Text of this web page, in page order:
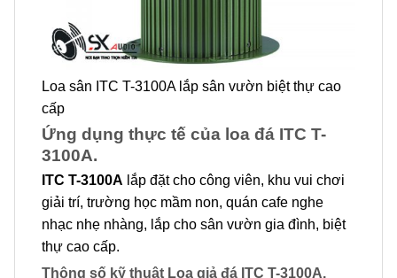
Loa sân ITC T-3100A lắp sân vườn biệt thự cao
cấp
Ứng dụng thực tế của loa đá ITC T-
3100A.
ITC T-3100A lắp đặt cho công viên, khu vui chơi
giải trí, trường học mầm non, quán cafe nghe
nhạc nhẹ nhàng, lắp cho sân vườn gia đình, biệt
thự cao cấp.
Thông số kỹ thuật Loa giả đá ITC T-3100A.